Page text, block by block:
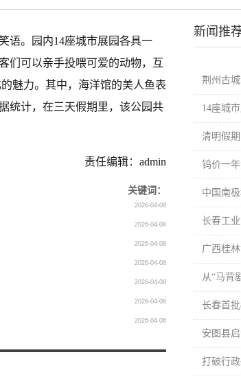
语。园内14座城市展园各具一
们可以亲手投喂可爱的动物，互
魅力。其中，海洋馆的美人鱼表
统计，在三天假期里，该公园共
责任编辑：admin
关键词：
2026-04-08
2026-04-08
2026-04-08
2026-04-08
2026-04-08
2026-04-06
2026-04-06
新闻推
荆州古
14座城
清明假
钨价一
中国南
长春工
广西桂
从“马背
长春首
安图县
打破行